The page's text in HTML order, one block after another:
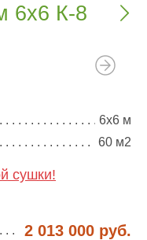
6х6 К-8 
6х6 м
60 м2
сушки!
2 013 000 руб.